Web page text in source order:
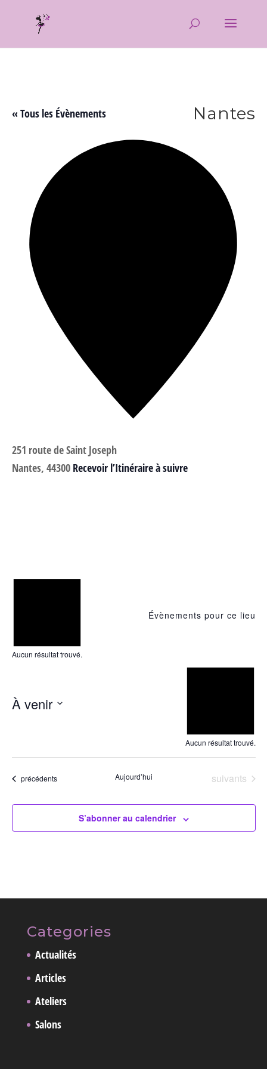
Aller au contenu principal
Nantes
« Tous les Évènements
251 route de Saint Joseph
Nantes, 44300 Recevoir l’Itinéraire à suivre
Évènements pour ce lieu
Aucun résultat trouvé.
Aucun résultat trouvé.
À venir
date.
Évènements
précédents Aujourd’hui Évènements
suivants
S’abonner au calendrier
Categories
Actualités
Articles
Ateliers
Salons